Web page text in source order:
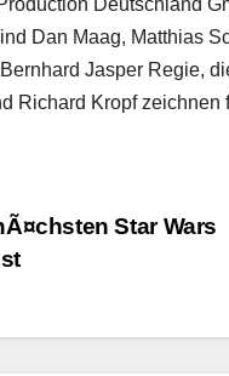
Deutschland
Dan Maag, Matthias
Bernhard Jasper Regie,
Richard Kropfzeichnen
Star Wars